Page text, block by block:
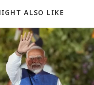
ALSO LIKE